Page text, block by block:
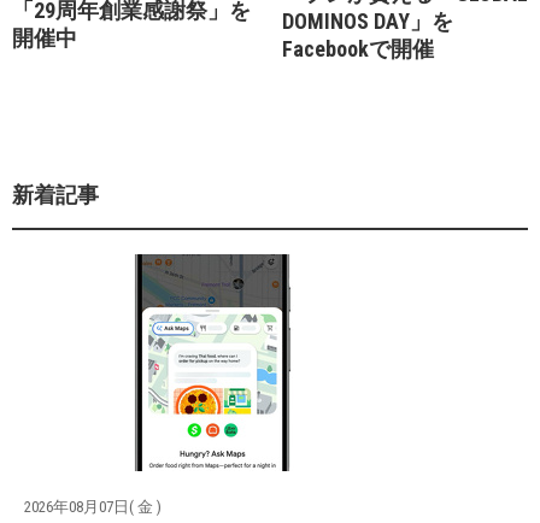
「29周年創業感謝祭」を
開催中
DOMINOS DAY」を
Facebookで開催
新着記事
2026年08月07日( 金 )